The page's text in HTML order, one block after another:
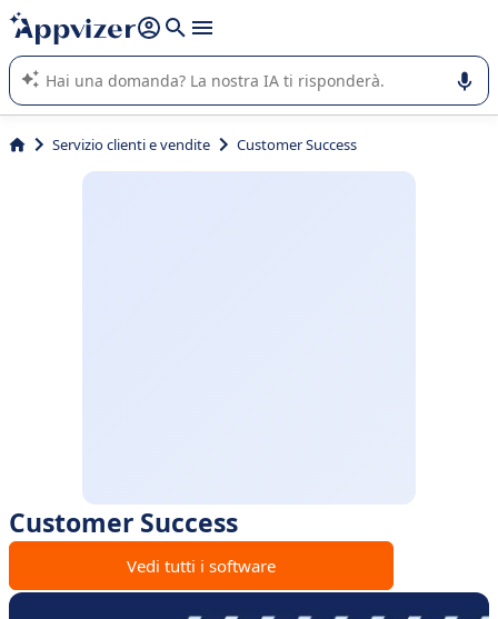
righe con
shift + enter
L'IA di Appvizer vi guida nell'utilizzo o nella scelta di un
software SaaS per la vostra azienda.
Servizio clienti e vendite Customer Success
Customer Success
Vedi tutti i software